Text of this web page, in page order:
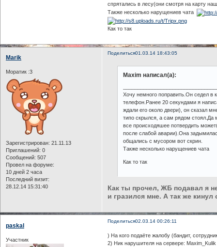
спрятались в лесу(они смотря на карту
Также несколько нарущениев чата
Как то так
Поделиться01.03.14 18:43:05
Marik
Моратик :3
Зарегистрирован: 21.11.13
Приглашений: 0
Сообщений: 507
Провел на форуме:
10 дней 2 часа
Последний визит:
28.12.14 15:31:40
Maxim написал(а):
Хочу немного поправить.Он седел в
телефон.Ранее 20 секундами я
ждали его около двери), он сказал
типо скрылся, а сам рядом стоял.Да
все происходяшее потвердить
после слабой аварии).Она
общались с мусором вот скрин.
Также несколько нарущениев чата
Как то так
Как ты прочел, ЖБ подавал я
и гразился мне. А так же
Поделиться02.03.14 00:26:11
paskal
Участник
) На кого подаёте жалобу (бандит,
2) Ник нарушителя на сервере: Maxim_Kulik